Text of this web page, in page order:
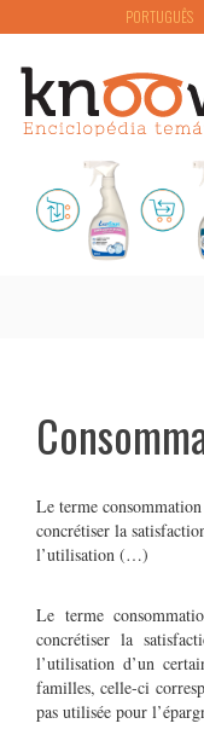
PORTUGUÊS
Le terme
concrétiser la
l’utilisation (…)
Le terme
concrétiser la
l’utilisation d’un
familles, celle-ci
pas utilisée pour